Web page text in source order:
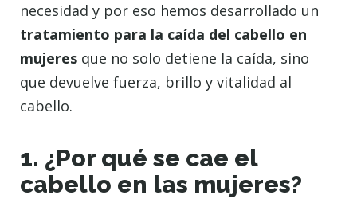
necesidad y por eso hemos desarrollado un
tratamiento para la caída del cabello en
mujeres que no solo detiene la caída, sino
que devuelve fuerza, brillo y vitalidad al
cabello.
1. ¿Por qué se cae el
cabello en las mujeres?